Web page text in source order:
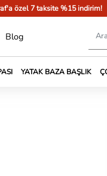
özel 7 taksite %15 indirim!
Blog
YATAK BAZA BAŞLIK